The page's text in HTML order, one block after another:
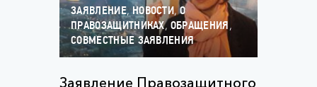
ЗАЯВЛЕНИЕ,НОВОСТИ,О
ПРАВОЗАЩИТНИКАХ, ОБРАЩЕНИЯ,
СОВМЕСТНЫЕ ЗАЯВЛЕНИЯ
Заявление Правозащитного